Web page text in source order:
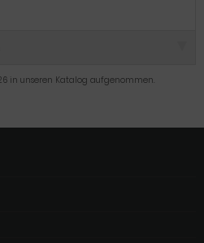
in unseren Katalog aufgenommen.